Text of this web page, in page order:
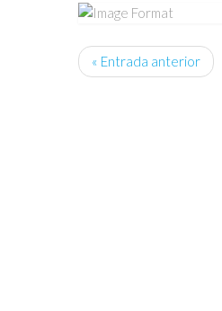
« Entrada anterior